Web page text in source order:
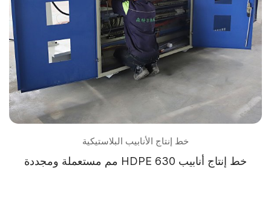
خط إنتاج الأنابيب البلاستيكية
خط إنتاج أنابيب HDPE 630 مم مستعملة ومجددة